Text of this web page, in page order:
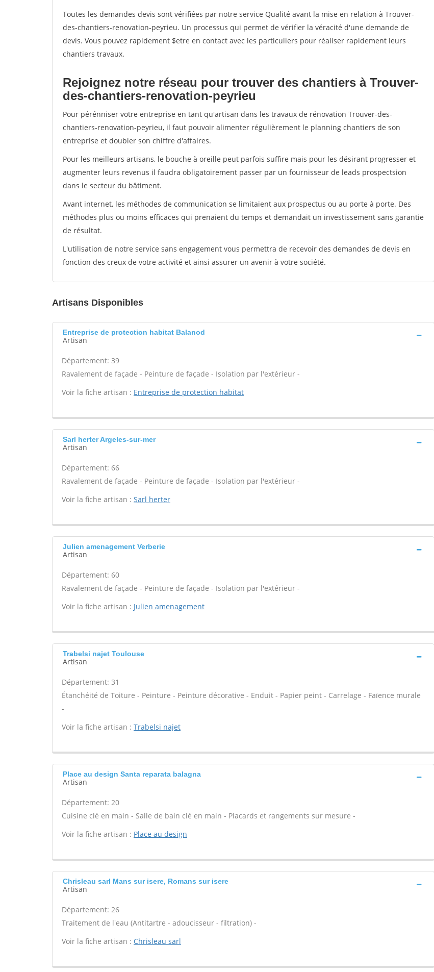
Toutes les demandes devis sont vérifiées par notre service Qualité avant la mise en relation à Trouver-
des-chantiers-renovation-peyrieu. Un processus qui permet de vérifier la véracité d'une demande de
devis. Vous pouvez rapidement $etre en contact avec les particuliers pour réaliser rapidement leurs
chantiers travaux.
Rejoignez notre réseau pour trouver des chantiers à Trouver-
des-chantiers-renovation-peyrieu
Pour pérénniser votre entreprise en tant qu'artisan dans les travaux de rénovation Trouver-des-
chantiers-renovation-peyrieu, il faut pouvoir alimenter régulièrement le planning chantiers de son
entreprise et doubler son chiffre d'affaires.
Pour les meilleurs artisans, le bouche à oreille peut parfois suffire mais pour les désirant progresser et
augmenter leurs revenus il faudra obligatoirement passer par un fournisseur de leads prospectsion
dans le secteur du bâtiment.
Avant internet, les méthodes de communication se limitaient aux prospectus ou au porte à porte. Des
méthodes plus ou moins efficaces qui prenaient du temps et demandait un investissement sans garantie
de résultat.
L'utilisation de notre service sans engagement vous permettra de recevoir des demandes de devis en
fonction des creux de votre activité et ainsi assurer un avenir à votre société.
Artisans Disponibles
Entreprise de protection habitat Balanod
Artisan
Département: 39
Ravalement de façade - Peinture de façade - Isolation par l'extérieur -
Voir la fiche artisan : Entreprise de protection habitat
Sarl herter Argeles-sur-mer
Artisan
Département: 66
Ravalement de façade - Peinture de façade - Isolation par l'extérieur -
Voir la fiche artisan : Sarl herter
Julien amenagement Verberie
Artisan
Département: 60
Ravalement de façade - Peinture de façade - Isolation par l'extérieur -
Voir la fiche artisan : Julien amenagement
Trabelsi najet Toulouse
Artisan
Département: 31
Étanchéité de Toiture - Peinture - Peinture décorative - Enduit - Papier peint - Carrelage - Faïence murale
-
Voir la fiche artisan : Trabelsi najet
Place au design Santa reparata balagna
Artisan
Département: 20
Cuisine clé en main - Salle de bain clé en main - Placards et rangements sur mesure -
Voir la fiche artisan : Place au design
Chrisleau sarl Mans sur isere, Romans sur isere
Artisan
Département: 26
Traitement de l'eau (Antitartre - adoucisseur - filtration) -
Voir la fiche artisan : Chrisleau sarl